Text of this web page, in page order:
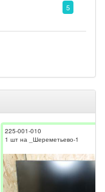
5
225-001-010
1 шт на _Шереметьево-1